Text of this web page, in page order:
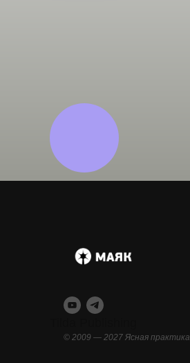
© 2009 — 2027 Ясная практика